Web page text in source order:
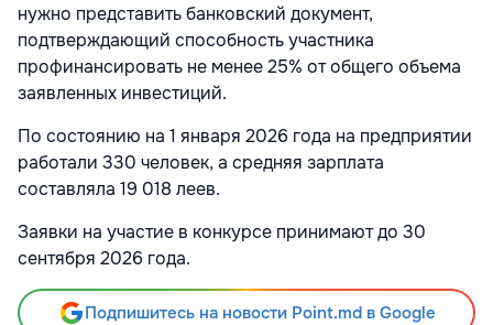
нужно представить банковский документ,
подтверждающий способность участника
профинансировать не менее 25% от общего объема
заявленных инвестиций.
По состоянию на 1 января 2026 года на предприятии
работали 330 человек, а средняя зарплата
составляла 19 018 леев.
Заявки на участие в конкурсе принимают до 30
сентября 2026 года.
Подпишитесь на новости Point.md в Google